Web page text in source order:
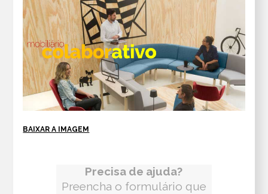
BAIXAR A IMAGEM
Precisa de ajuda?
Preencha o formulário que